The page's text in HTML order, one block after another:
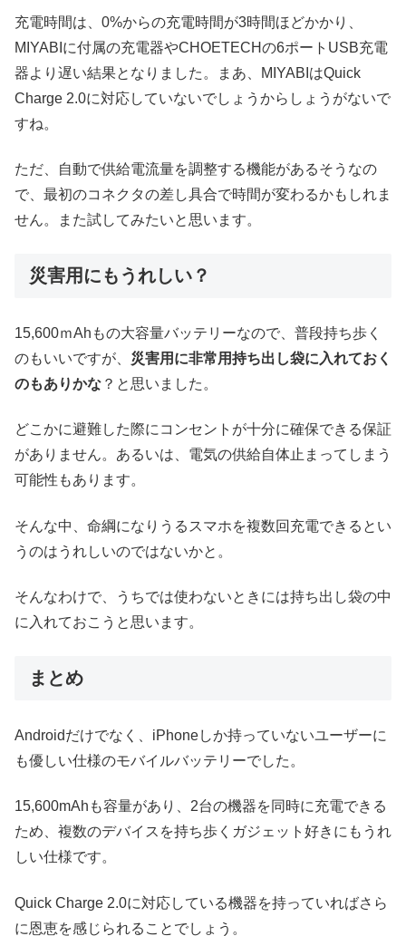
充電時間は、0%からの充電時間が3時間ほどかかり、
MIYABIに付属の充電器やCHOETECHの6ポートUSB充電
器より遅い結果となりました。まあ、MIYABIはQuick
Charge 2.0に対応していないでしょうからしょうがないで
すね。
ただ、自動で供給電流量を調整する機能があるそうなの
で、最初のコネクタの差し具合で時間が変わるかもしれま
せん。また試してみたいと思います。
災害用にもうれしい？
15,600ｍAhもの大容量バッテリーなので、普段持ち歩く
のもいいですが、 災害用に非常用持ち出し袋に入れておく
のもありかな ？と思いました。
どこかに避難した際にコンセントが十分に確保できる保証
がありません。あるいは、電気の供給自体止まってしまう
可能性もあります。
そんな中、命綱になりうるスマホを複数回充電できるとい
うのはうれしいのではないかと。
そんなわけで、うちでは使わないときには持ち出し袋の中
に入れておこうと思います。
まとめ
Androidだけでなく、iPhoneしか持っていないユーザーに
も優しい仕様のモバイルバッテリーでした。
15,600mAhも容量があり、2台の機器を同時に充電できる
ため、複数のデバイスを持ち歩くガジェット好きにもうれ
しい仕様です。
Quick Charge 2.0に対応している機器を持っていればさら
に恩恵を感じられることでしょう。